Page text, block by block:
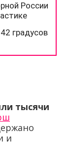
тысячи
и